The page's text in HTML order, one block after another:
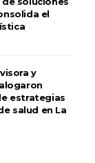
el
y
estrategias
salud en La